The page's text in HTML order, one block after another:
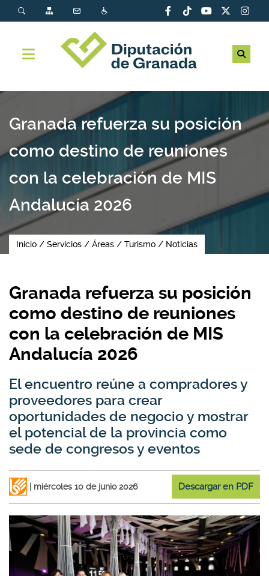
Granada refuerza su posición
como destino de reuniones
con la celebración de MIS
Andalucía 2026
Inicio Servicios Áreas Turismo Noticias
Granada refuerza su posición
como destino de reuniones
con la celebración de MIS
Andalucía 2026
El encuentro reúne a compradores y
proveedores para crear
oportunidades de negocio y mostrar
el potencial de la provincia como
sede de congresos y eventos
miércoles 10 de junio 2026 Descargar en PDF